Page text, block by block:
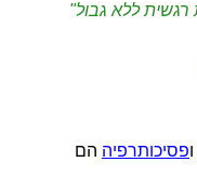
רגשית ללא גבול"
ופסיכותרפיה הם